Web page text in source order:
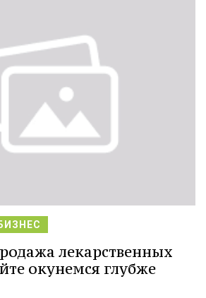
лекарственных
окунемся глубже